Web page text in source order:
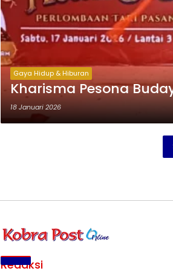
Gaya Hidup & Hiburan
Kharisma Pesona
18 Januari 2026
Redaksi